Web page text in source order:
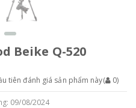
Beike Q-520
tiên đánh giá sản phẩm này( 0)
09/08/2024